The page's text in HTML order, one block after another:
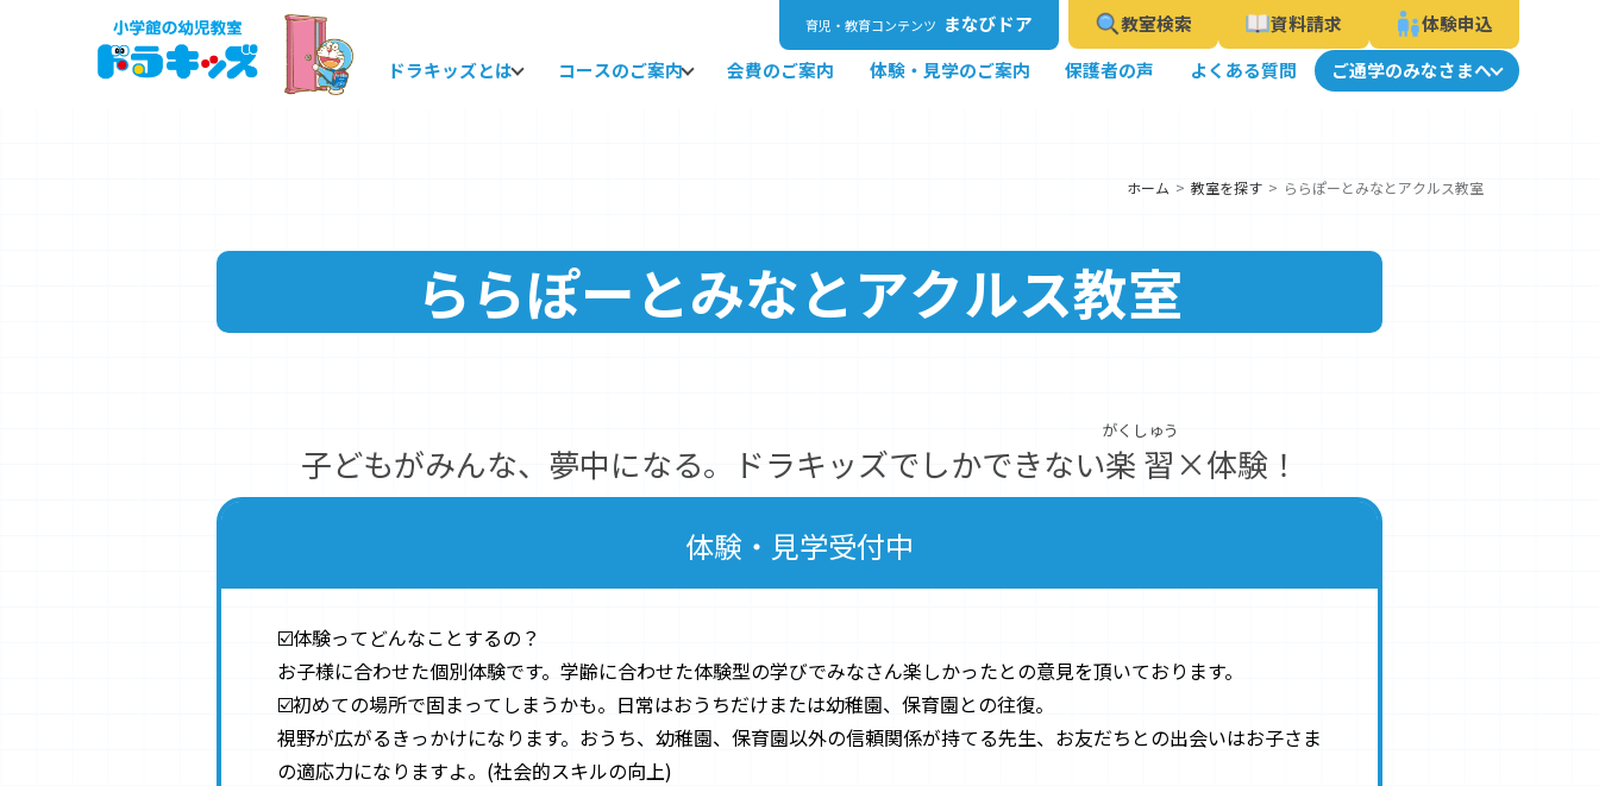
育児・教育コンテンツ まなびドア 教室検索 資料請求
体験申込
ドラキッズとは
コースのご案内 会費のご案内 体験・見学のご案内 保護者の声 よくある質問 ご通学のみなさまへ
ホーム 教室を探す ららぽーとみなとアクルス教室
ららぽーとみなとアクルス教室
子どもがみんな、夢中になる。ドラキッズでしかできない楽習
がくしゅう
×体験！
体験・見学受付中
☑️体験ってどんなことするの？
お子様に合わせた個別体験です。学齢に合わせた体験型の学びでみなさん楽しかったとの意見を頂いております。
☑️初めての場所で固まってしまうかも。日常はおうちだけまたは幼稚園、保育園との往復。
視野が広がるきっかけになります。おうち、幼稚園、保育園以外の信頼関係が持てる先生、お友だちとの出会いはお子さま
の適応力になりますよ。(社会的スキルの向上)